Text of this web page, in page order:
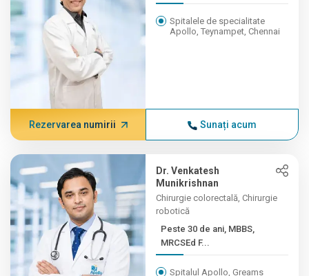
Spitalele de specialitate
Apollo, Teynampet, Chennai
Rezervarea numirii Sunați acum
Dr. Venkatesh
Munikrishnan
Chirurgie colorectală, Chirurgie
robotică
Peste 30 de ani, MBBS,
MRCSEd F...
Spitalul Apollo, Greams